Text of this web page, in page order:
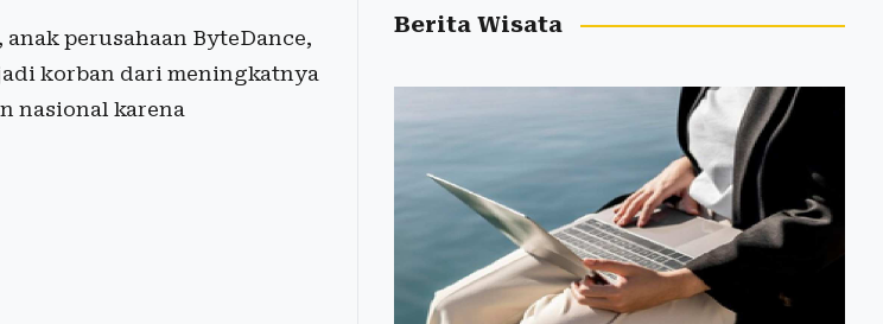
perusahaan ByteDance,
korban dari meningkatnya
nasional karena
Berita Wisata